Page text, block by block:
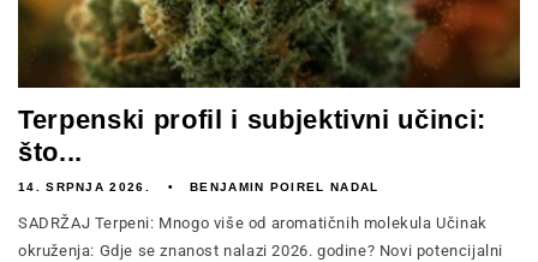
Terpenski profil i subjektivni učinci:
što...
14. SRPNJA 2026. BENJAMIN POIREL NADAL
SADRŽAJ Terpeni: Mnogo više od aromatičnih molekula Učinak
okruženja: Gdje se znanost nalazi 2026. godine? Novi potencijalni